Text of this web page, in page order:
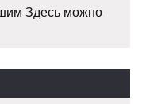
Здесь можно